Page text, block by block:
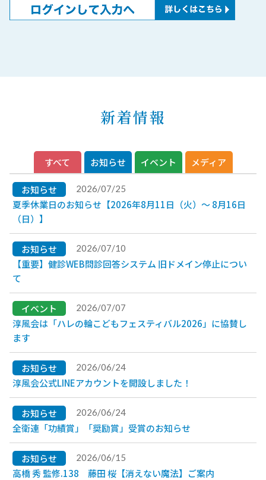
新着情報
すべて お知らせ イベント メディア
お知らせ 2026/07/25
夏季休業日のお知らせ【2026年8月11日（火）～ 8月16日
（日）】
お知らせ 2026/07/10
【重要】健診WEB問診回答システム 旧ドメイン停止につい
て
イベント 2026/07/07
淳風会は「ハレの輪こどもフェスティバル2026」に協賛し
ます
お知らせ 2026/06/24
淳風会公式LINEアカウントを開設しました！
お知らせ 2026/06/24
全衛連「功績賞」「奨励賞」受賞のお知らせ
お知らせ 2026/06/15
高橋 秀 監修.138 藤田 桜【消えない魔法】ご案内